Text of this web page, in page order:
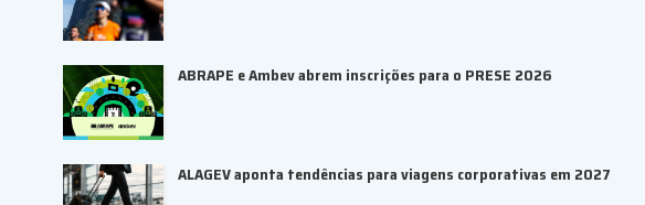
ABRAPE e Ambev abrem inscrições para o PRESE 2026
ALAGEV aponta tendências para viagens corporativas em 2027